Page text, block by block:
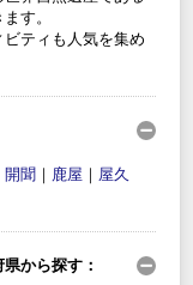
す。
ティも人気を集め
開聞 ｜ 鹿屋 ｜ 屋久
から探す：